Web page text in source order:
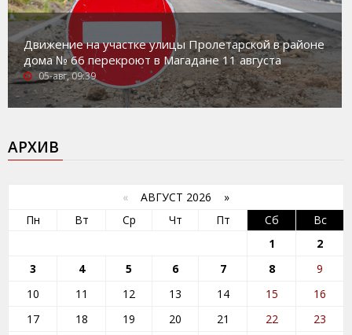
Движение на участке улицы Пролетарской в районе
дома № 66 перекроют в Магадане 11 августа
05-авг, 09:39
АРХИВ
« АВГУСТ 2026 »
Пн
Вт Ср Чт Пт Сб
Вс
1
2
3
4 5 6 7 8
9
10
11 12 13 14 15
16
17
18 19 20 21 22
23